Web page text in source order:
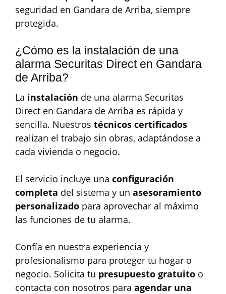
seguridad en Gandara de Arriba, siempre
protegida.
¿Cómo es la instalación de una
alarma Securitas Direct en Gandara
de Arriba?
La instalación de una alarma Securitas
Direct en Gandara de Arriba es rápida y
sencilla. Nuestros técnicos certificados
realizan el trabajo sin obras, adaptándose a
cada vivienda o negocio.
El servicio incluye una configuración
completa del sistema y un asesoramiento
personalizado para aprovechar al máximo
las funciones de tu alarma.
Confía en nuestra experiencia y
profesionalismo para proteger tu hogar o
negocio. Solicita tu presupuesto gratuito o
contacta con nosotros para agendar una